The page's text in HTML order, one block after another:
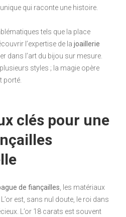
qui raconte une histoire.
tels que la place
l’expertise de la joaillerie
dans l’art du bijou sur mesure.
styles ; la magie opère
porté.
clés pour une
de fiançailles , les matériaux
est, sans nul doute, le roi dans
L’or 18 carats est souvent